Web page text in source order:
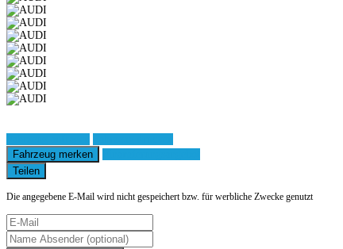
Fahrzeug merken
Teilen
Die angegebene E-Mail wird nicht gespeichert bzw. für werbliche Zwecke genutzt